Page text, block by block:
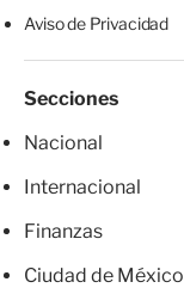
Aviso de Privacidad
Secciones
Nacional
Internacional
Finanzas
Ciudad de México